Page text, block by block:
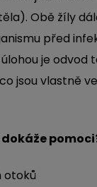
Obě žíly
před
je
jsou vlastně
otoků